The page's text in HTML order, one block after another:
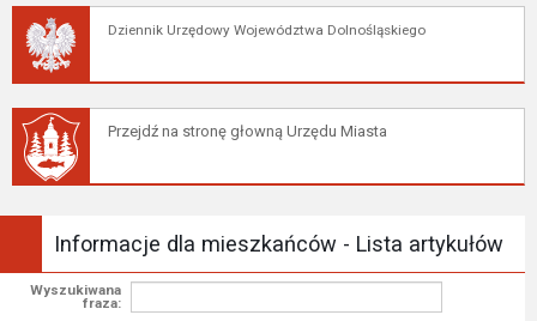
Dziennik Urzędowy Województwa Dolnośląskiego
Przejdź na stronę głowną Urzędu Miasta
Informacje dla mieszkańców - Lista artykułów
Wyszukiwana
fraza: